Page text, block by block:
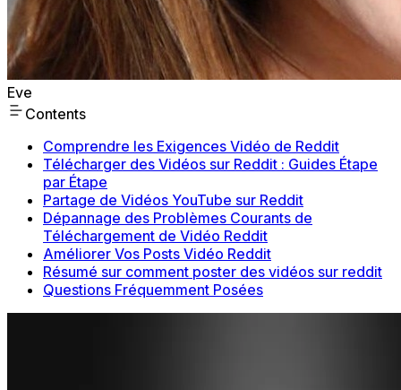
Eve
Contents
Comprendre les Exigences Vidéo de Reddit
Télécharger des Vidéos sur Reddit : Guides Étape
par Étape
Partage de Vidéos YouTube sur Reddit
Dépannage des Problèmes Courants de
Téléchargement de Vidéo Reddit
Améliorer Vos Posts Vidéo Reddit
Résumé sur comment poster des vidéos sur reddit
Questions Fréquemment Posées